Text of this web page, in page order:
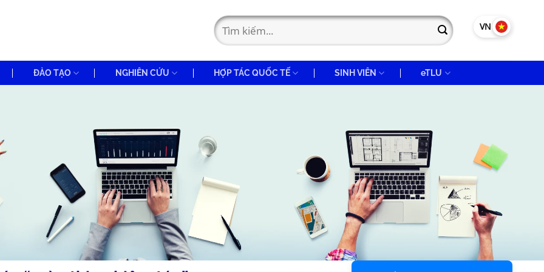
VN EN
ĐÀO TẠO NGHIÊN CỨU HỢP TÁC QUỐC TẾ SINH VIÊN eTLU